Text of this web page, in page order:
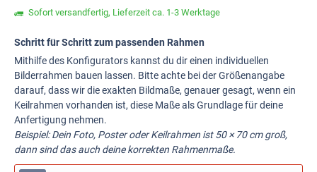
Sofort versandfertig, Lieferzeit ca. 1-3 Werktage
Schritt für Schritt zum passenden Rahmen
Mithilfe des Konfigurators kannst du dir einen individuellen
Bilderrahmen bauen lassen. Bitte achte bei der Größenangabe
darauf, dass wir die exakten Bildmaße, genauer gesagt, wenn ein
Keilrahmen vorhanden ist, diese Maße als Grundlage für deine
Anfertigung nehmen.
Beispiel: Dein Foto, Poster oder Keilrahmen ist 50 × 70 cm groß,
dann sind das auch deine korrekten Rahmenmaße.